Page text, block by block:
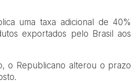
uma taxa adicional de 40%
exportados pelo Brasil aos
o Republicano alterou o prazo